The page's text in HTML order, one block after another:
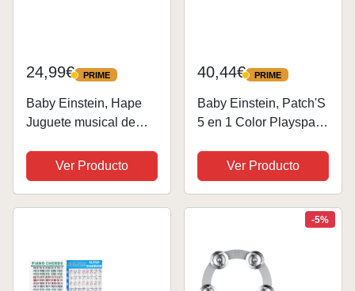
24,99€ PRIME
PRIME
Baby Einstein, Hape
Juguete musical de
tecnología táctil​ Magic
Touch, música, sonidos
de instrumentos y
Ver Producto
40,44€ PRIME
PRIME
Baby Einstein, Patch'S
5 en 1 Color Playspace
Ball Pit, 5 juguetes
para llevar, sonidos y
música de 20 minutos,
Ver Producto
-5%